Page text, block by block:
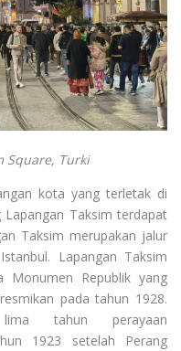
Square, Turki
kota yang terletak di
Taksim terdapat
Taksim merupakan jalur
Lapangan Taksim
Monumen Republik yang
pada tahun 1928.
tahun perayaan
1923 setelah Perang